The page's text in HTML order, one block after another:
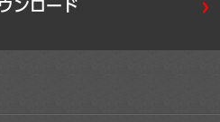
ンロード